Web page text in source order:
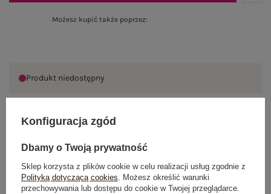
Możesz kupić także poprzez:
Produkt niedostępny
OPINIE O PRODUKCIE (1)
Konfiguracja zgód
Dbamy o Twoją prywatność
Sklep korzysta z plików cookie w celu realizacji usług zgodnie z
Polityką dotyczącą cookies. Możesz określić warunki
przechowywania lub dostępu do cookie w Twojej przeglądarce.